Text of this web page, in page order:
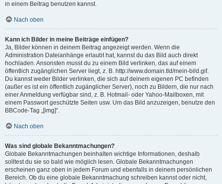
in einem Beitrag benutzen kannst.
Nach oben
Kann ich Bilder in meine Beiträge einfügen?
Ja, Bilder können in deinem Beitrag angezeigt werden. Wenn die
Administration Dateianhänge erlaubt hat, kannst du das Bild auch direkt
hochladen. Ansonsten musst du zu einem Bild verlinken, das auf einem
öffentlich zugänglichen Server liegt, z. B. http://www.domain.tld/mein-bild.gif.
Du kannst weder Bilder verlinken, die sich auf deinem eigenen PC befinden
(außer es ist ein öffentlich zugänglicher Server), noch zu Bildern, die nur nach
einer Anmeldung verfügbar sind, z. B. Hotmail- oder Yahoo-Mailboxen, mit
einem Passwort geschützte Seiten usw. Um das Bild anzuzeigen, benutze den
BBCode-Tag „[img]“.
Nach oben
Was sind globale Bekanntmachungen?
Globale Bekanntmachungen beinhalten wichtige Informationen, deshalb
solltest du sie so bald wie möglich lesen. Globale Bekanntmachungen
erscheinen ganz oben in jedem Forum und ebenfalls in deinem persönlichen
Bereich. Ob du eine globale Bekanntmachung schreiben kannst oder nicht,